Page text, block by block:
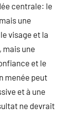
centrale: le
une
visage et la
mais une
et le
menée peut
et à une
ne devrait